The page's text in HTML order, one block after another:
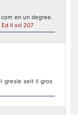
en un degree.
Ed II xvi 207
gresle seit il gros